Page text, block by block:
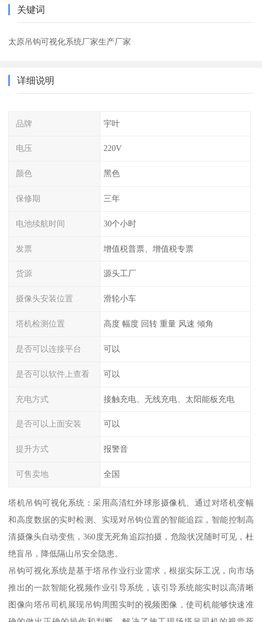
关键词
太原吊钩可视化系统厂家生产厂家
详细说明
品牌 宇叶
电压 220V
颜色 黑色
保修期 三年
电池续航时间 30个小时
发票 增值税普票、增值税专票
货源 源头工厂
摄像头安装位置 滑轮小车
塔机检测位置 高度 幅度 回转 重量 风速 倾角
是否可以连接平台 可以
是否可以软件上查看 可以
充电方式 接触充电、无线充电、太阳能板充电
是否可以上面安装 可以
提升方式 报警音
可售卖地 全国
塔机吊钩可视化系统：采用高清红外球形摄像机、通过对塔机变幅
和高度数据的实时检测、实现对吊钩位置的智能追踪，智能控制高
清摄像头自动变焦，360度无死角追踪拍摄，危险状况随时可见，杜
绝盲吊，降低隔山吊安全隐患。
吊钩可视化系统是基于塔吊作业行业需求，根据实际工况，向市场
推出的一款智能化视频作业引导系统，该引导系统能实时以高清晰
图像向塔吊司机展现吊钩周围实时的视频图像，使司机能够快速准